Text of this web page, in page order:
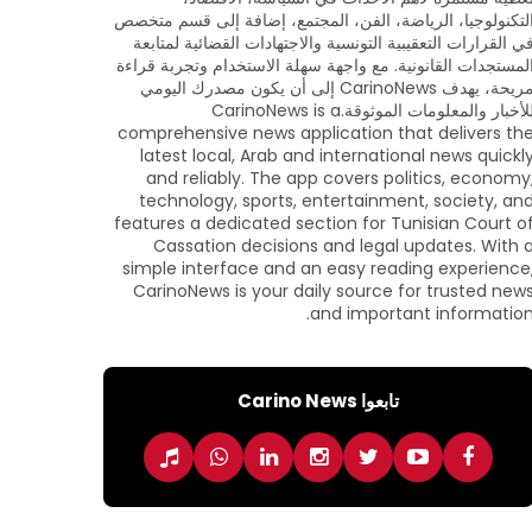
التكنولوجيا، الرياضة، الفن، المجتمع، إضافة إلى قسم متخصص
في القرارات التعقيبية التونسية والاجتهادات القضائية لمتابعة
المستجدات القانونية. مع واجهة سهلة الاستخدام وتجربة قراءة
مريحة، يهدف CarinoNews إلى أن يكون مصدرك اليومي
للأخبار والمعلومات الموثوقة.CarinoNews is a
comprehensive news application that delivers the
latest local, Arab and international news
and reliably. The app covers politics,
technology, sports, entertainment, society, and
features a dedicated section for Tunisian Court of
Cassation decisions and legal updates. With a
simple interface and an easy reading
CarinoNews is your daily source for trusted news
and important information.
تابعوا Carino News